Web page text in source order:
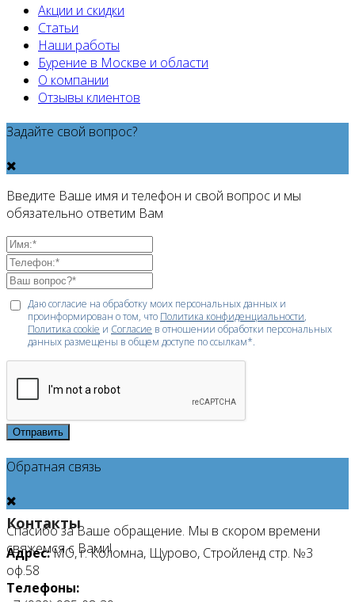
Акции и скидки
Статьи
Наши работы
Бурение в Москве и области
О компании
Отзывы клиентов
Задайте свой вопрос?
Введите Ваше имя и телефон и свой вопрос и мы
обязательно ответим Вам
Даю согласие на обработку моих персональных данных и
проинформирован о том, что Политика конфиденциальности,
Политика cookie и Согласие в отношении обработки персональных
данных размещены в общем доступе по ссылкам*.
Отправить
Обратная связь
Спасибо за Ваше обращение. Мы в скором времени
свяжемся с Вами!
Контакты
Адрес:МО, г. Коломна, Щурово, Стройленд стр. №3
оф.58
Телефоны: